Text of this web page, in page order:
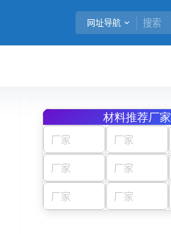
网址导航
材料推荐厂家